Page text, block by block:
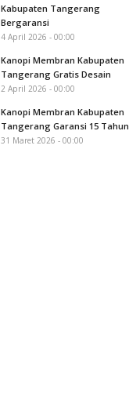
Kabupaten Tangerang
Bergaransi
4 April 2026 - 00:00
Kanopi Membran Kabupaten
Tangerang Gratis Desain
2 April 2026 - 00:00
Kanopi Membran Kabupaten
Tangerang Garansi 15 Tahun
31 Maret 2026 - 00:00